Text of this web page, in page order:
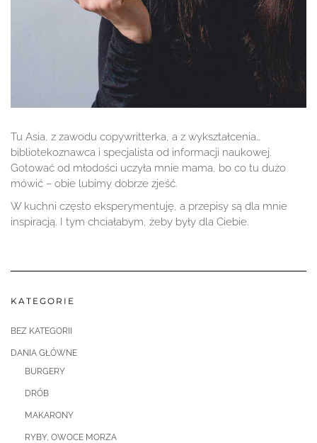
Tu Asia, z zawodu copywritterka, a z wykształcenia…
bibliotekoznawca i specjalista od informacji naukowej.
Gotować od młodości uczyła mnie mama, bo co tu dużo
mówić – obie lubimy dobrze zjeść.
W kuchni często eksperymentuję, a przepisy są dla mnie
inspiracją. I tym chciałabym, żeby były dla Ciebie.
KATEGORIE
BEZ KATEGORII
DANIA GŁÓWNE
BURGERY
DRÓB
MAKARONY
RYBY, OWOCE MORZA